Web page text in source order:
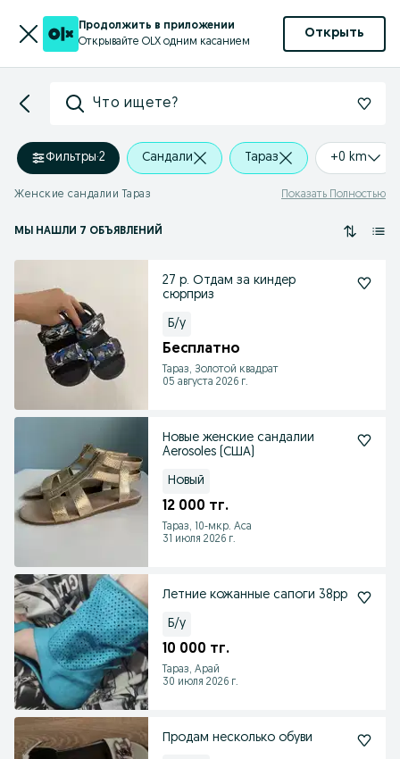
Продолжить в приложении
Открывайте OLX одним касанием
Открыть
Что ищете?
Фильтры·2 Сандали Тараз +0 km
Женские сандалии Тараз Показать Полностью
МЫ НАШЛИ 7 ОБЪЯВЛЕНИЙ
27 р. Отдам за киндер
сюрприз
Б/у
Бесплатно
Тараз, Золотой квадрат
05 августа 2026 г.
Новые женские сандалии
Aerosoles (США)
Новый
12 000 тг.
Тараз, 10-мкр. Аса
31 июля 2026 г.
Летние кожанные сапоги 38рр
Б/у
10 000 тг.
Тараз, Арай
30 июля 2026 г.
Продам несколько обуви